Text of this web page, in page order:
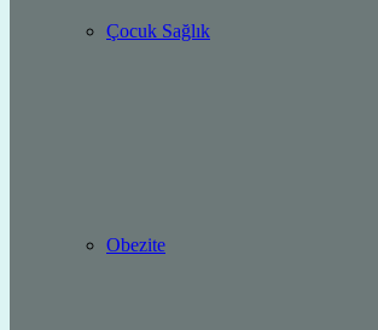
Çocuk Sağlık
Obezite